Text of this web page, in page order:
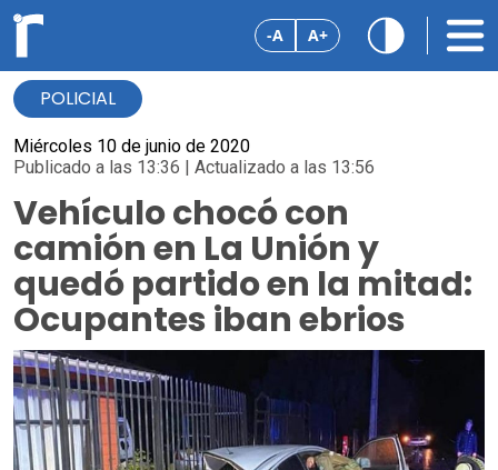
-A A+
POLICIAL
Miércoles 10 de junio de 2020
Publicado a las 13:36 | Actualizado a las 13:56
Vehículo chocó con
camión en La Unión y
quedó partido en la mitad:
Ocupantes iban ebrios